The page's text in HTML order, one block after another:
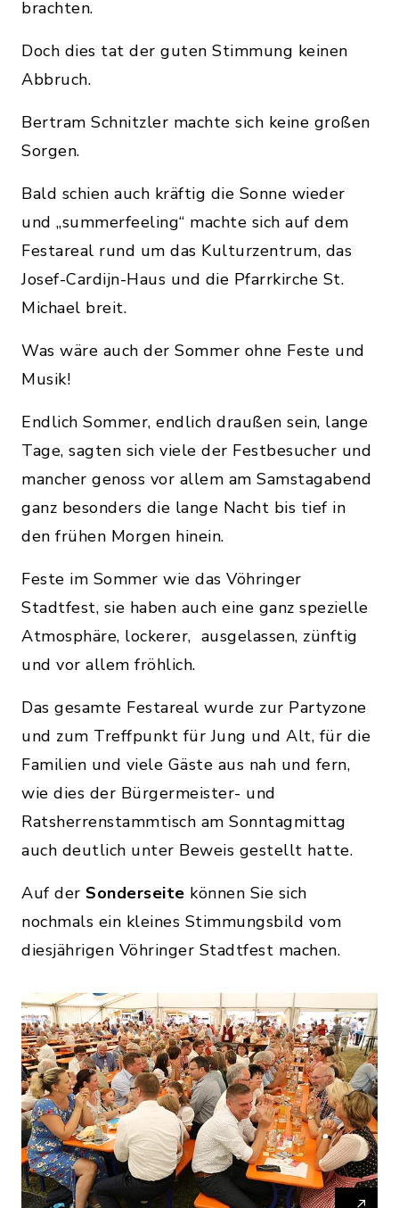
brachten.
Doch dies tat der guten Stimmung keinen
Abbruch.
Bertram Schnitzler machte sich keine großen
Sorgen.
Bald schien auch kräftig die Sonne wieder
und „summerfeeling“ machte sich auf dem
Festareal rund um das Kulturzentrum, das
Josef-Cardijn-Haus und die Pfarrkirche St.
Michael breit.
Was wäre auch der Sommer ohne Feste und
Musik!
Endlich Sommer, endlich draußen sein, lange
Tage, sagten sich viele der Festbesucher und
mancher genoss vor allem am Samstagabend
ganz besonders die lange Nacht bis tief in
den frühen Morgen hinein.
Feste im Sommer wie das Vöhringer
Stadtfest, sie haben auch eine ganz spezielle
Atmosphäre, lockerer, ausgelassen, zünftig
und vor allem fröhlich.
Das gesamte Festareal wurde zur Partyzone
und zum Treffpunkt für Jung und Alt, für die
Familien und viele Gäste aus nah und fern,
wie dies der Bürgermeister- und
Ratsherrenstammtisch am Sonntagmittag
auch deutlich unter Beweis gestellt hatte.
Auf der Sonderseite können Sie sich
nochmals ein kleines Stimmungsbild vom
diesjährigen Vöhringer Stadtfest machen.